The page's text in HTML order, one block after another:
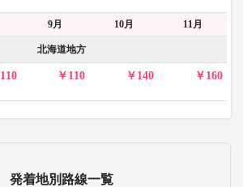
9月 10月 11月
北海道地方
110 110 140 160
発着地別路線一覧